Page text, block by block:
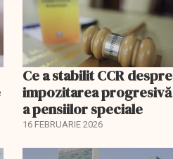
Ce a stabilit CCR despre
impozitarea progresivă
a pensiilor speciale
16 FEBRUARIE 2026